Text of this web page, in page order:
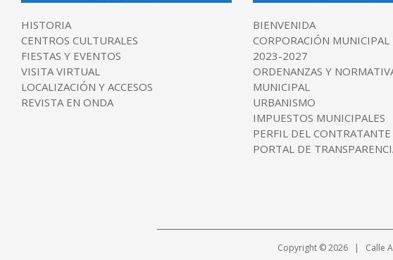
HISTORIA
CENTROS CULTURALES
FIESTAS Y EVENTOS
VISITA VIRTUAL
LOCALIZACIÓN Y ACCESOS
REVISTA EN ONDA
BIENVENIDA
CORPORACIÓN MUNICIPAL
2023-2027
ORDENANZAS Y
MUNICIPAL
URBANISMO
IMPUESTOS MUNICIPALES
PERFIL DEL CONTRATANTE
PORTAL DE
Copyright © 2026 | Calle